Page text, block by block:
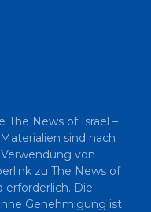
The News of Israel –
sind nach
von
zu The News of
erforderlich. Die
Genehmigung ist